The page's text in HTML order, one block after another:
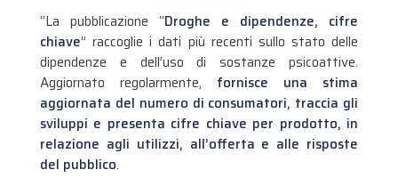
“La pubblicazione “Droghe e dipendenze, cifre
chiave” raccoglie i dati più recenti sullo stato delle
dipendenze e dell’uso di sostanze psicoattive.
Aggiornato regolarmente, fornisce una stima
aggiornata del numero di consumatori, traccia gli
sviluppi e presenta cifre chiave per prodotto, in
relazione agli utilizzi, all’offerta e alle risposte
del pubblico.